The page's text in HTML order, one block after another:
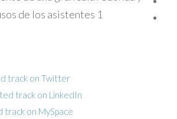
de los asistentes 1